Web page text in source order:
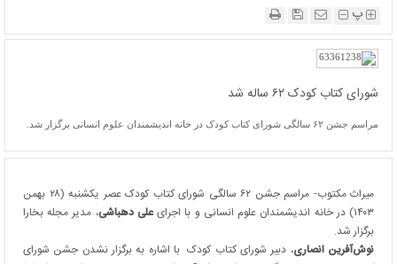
پ
شورای کتاب کودک ۶۲ ساله شد
مراسم جشن ۶۲ سالگی شورای کتاب کودک در خانه اندیشمندان علوم انسانی برگزار شد.
میراث مکتوب- مراسم جشن ۶۲ سالگی شورای کتاب کودک عصر یکشنبه (۲۸ بهمن
۱۴۰۳) در خانه اندیشمندان علوم انسانی و با اجرای
علی دهباشی، مدیر مجله بخارا
برگزار شد.
نوش‌آفرین انصاری، دبیر شورای کتاب کودک با اشاره به برگزار نشدن جشن شورای